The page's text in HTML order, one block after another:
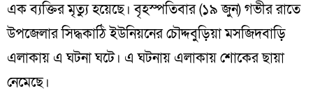
এক ব্যক্তির মৃত্যু হয়েছে। বৃহস্পতিবার (১৯ জুন) গভীর রাতে
উপজেলার সিদ্ধকাঠি ইউনিয়নের চৌদ্দবুড়িয়া মসজিদবাড়ি
এলাকায় এ ঘটনা ঘটে। এ ঘটনায় এলাকায় শোকের ছায়া
নেমেছে।